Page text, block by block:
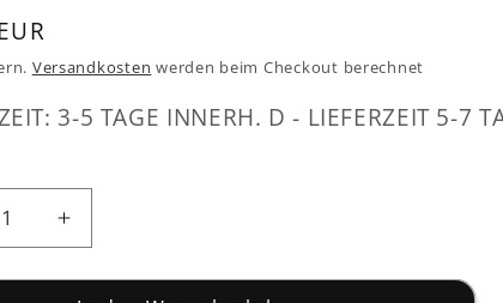
Versandkosten werden beim Checkout berechnet
3-5 TAGE INNERH. D - LIEFERZEIT 5-7
Erhöhe
die
Menge